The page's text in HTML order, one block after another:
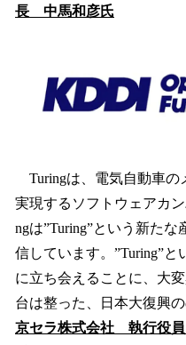
長 中馬和彦氏
Turingは、電気自動車の
実現するソフトウェアカ
ngは”Turing”という新た
信しています。”Turing”
に立ち会えることに、大
台は整った、日本大復興
京セラ株式会社 執行役